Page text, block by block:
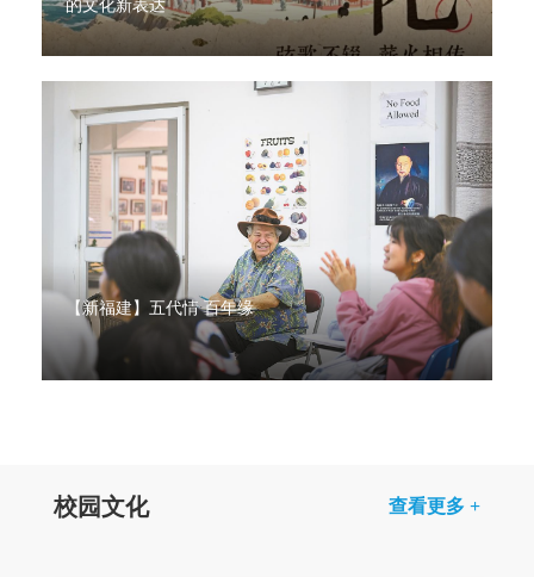
的文化新表达
【新福建】五代情 百年缘
校园文化 查看更多 +